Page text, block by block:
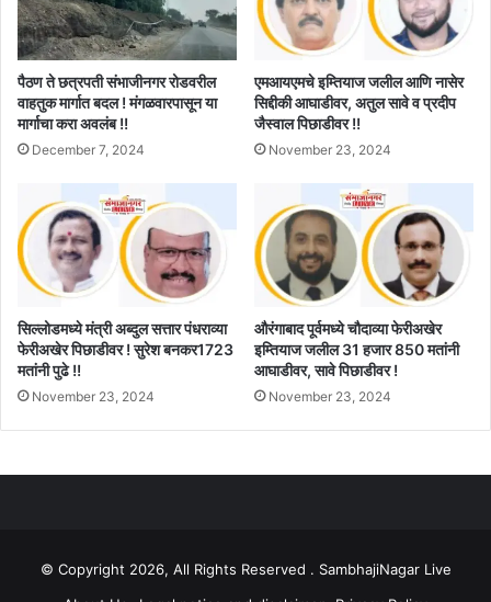
पैठण ते छत्रपती संभाजीनगर रोडवरील
वाहतुक मार्गात बदल ! मंगळवारपासून या
मार्गाचा करा अवलंब !!
December 7, 2024
एमआयएमचे इम्तियाज जलील आणि नासेर
सिद्दीकी आघाडीवर, अतुल सावे व प्रदीप
जैस्वाल पिछाडीवर !!
November 23, 2024
सिल्लोडमध्ये मंत्री अब्दुल सत्तार पंधराव्या
फेरीअखेर पिछाडीवर ! सुरेश बनकर1723
मतांनी पुढे !!
November 23, 2024
औरंगाबाद पूर्वमध्ये चौदाव्या फेरीअखेर
इम्तियाज जलील 31 हजार 850 मतांनी
आघाडीवर, सावे पिछाडीवर !
November 23, 2024
© Copyright 2026, All Rights Reserved . SambhajiNagar Live